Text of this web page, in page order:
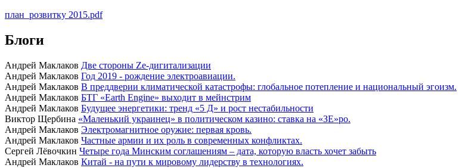
план_розвитку 2015.pdf
Блоги
Андрей Маклаков Две стороны Ze-дигитализации
Андрей Маклаков Год 2019 - рождение электроавиации.
Андрей Маклаков В преддверии климатической катастрофы: глобальное потепление и национальный эгоизм.
Андрей Маклаков БТГ «Earth Engine» выходит в мейнстрим
Андрей Маклаков Будущее энергетики: тренд «5 Д» и рост нестабильности
Виктор Щербина «Маленький украинец» в политическом казино: ставка на «ЗЕ»ро.
Андрей Маклаков Электромагнитное оружие: первая кровь.
Андрей Маклаков Частные армии и их роль в современных конфликтах.
Сергей Лёвочкин Четыре года Минским соглашениям – дата, которую власть хочет забыть
Андрей Маклаков Китай - на пути к мировому лидерству в технологиях.